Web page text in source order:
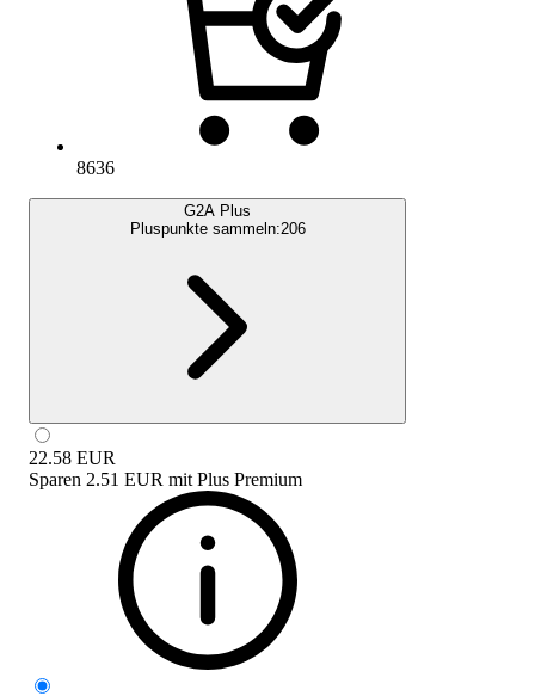
8636
G2A Plus
Pluspunkte sammeln:206
22.58 EUR
Sparen 2.51 EUR mit Plus Premium